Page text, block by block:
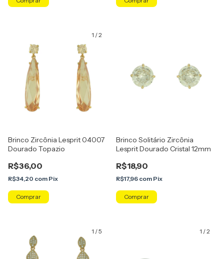
1 /2
Brinco Zircônia Lesprit 04007
Dourado Topazio
R$36,00
R$34,20 com Pix
Brinco Solitário Zircônia
Lesprit Dourado Cristal 12mm
R$18,90
R$17,96 com Pix
Comprar
1 /5 1 /2